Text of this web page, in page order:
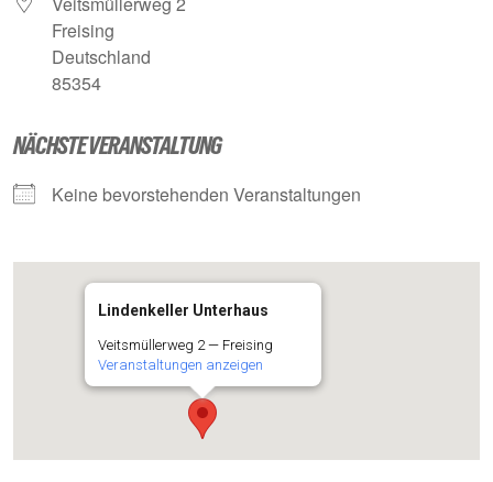
Frei­sing
Deutsch­land
85354
NÄCHSTE VERANSTALTUNG
Kei­ne bevor­ste­hen­den Veranstaltungen
Lindenkeller Unterhaus
Veits­mül­ler­weg 2 — Freising
Ver­an­stal­tun­gen anzeigen